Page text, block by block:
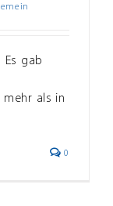
Es gab
als in
0